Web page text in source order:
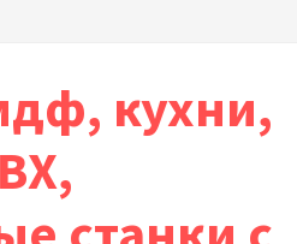
кухни,